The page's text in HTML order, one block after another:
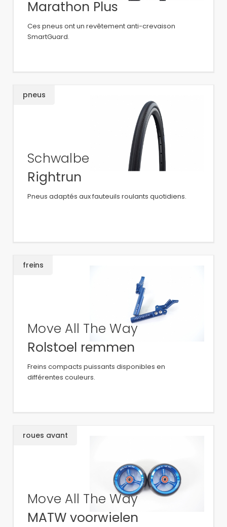
Marathon Plus
Ces pneus ont un revêtement anti-crevaison
SmartGuard.
pneus
Schwalbe
Rightrun
Pneus adaptés aux fauteuils roulants quotidiens.
freins
Move All The Way
Rolstoel remmen
Freins compacts puissants disponibles en
différentes couleurs.
roues avant
Move All The Way
MATW voorwielen